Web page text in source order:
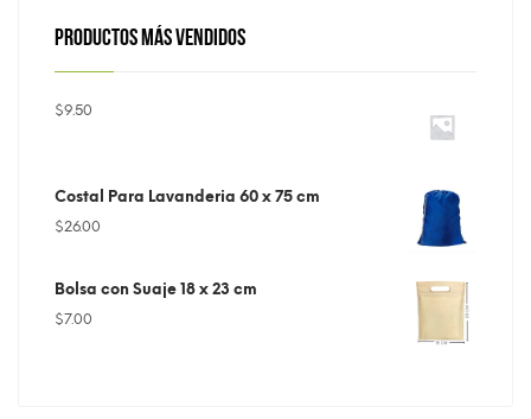
PRODUCTOS MÁS VENDIDOS
$9.50
Costal Para Lavanderia 60 x 75 cm
$26.00
Bolsa con Suaje 18 x 23 cm
$7.00